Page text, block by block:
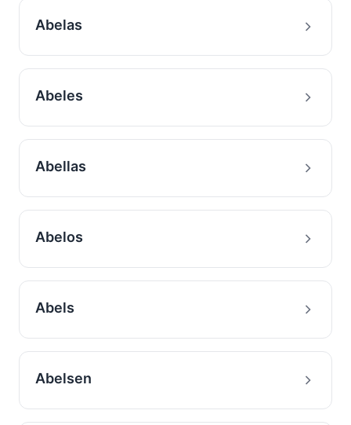
Abelas
Abeles
Abellas
Abelos
Abels
Abelsen